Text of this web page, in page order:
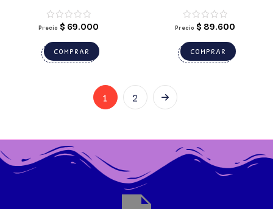
Precio $ 69.000
COMPRAR
Precio $ 89.600
COMPRAR
1 2